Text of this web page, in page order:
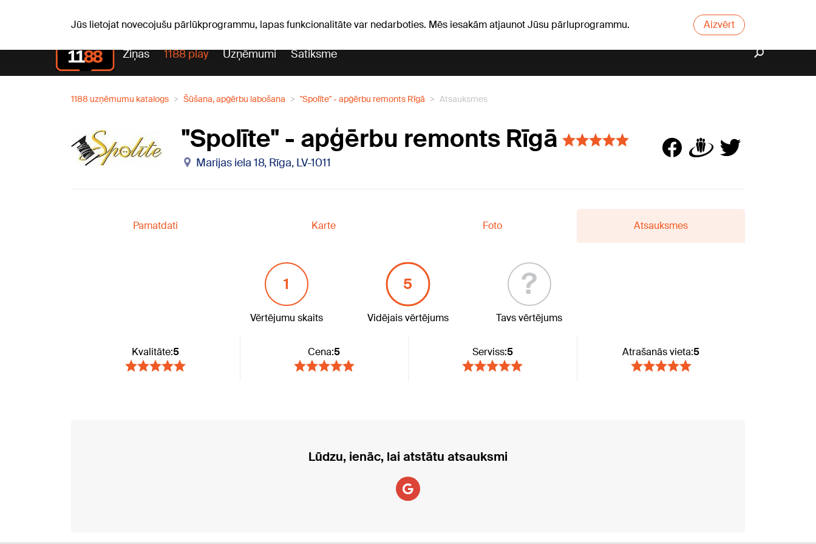
Jūs lietojat novecojušu pārlūkprogrammu, lapas funkcionalitāte var nedarboties. Mēs iesakām atjaunot Jūsu pārluprogrammu. Aizvērt
Ziņas 1188 play Uzņēmumi Satiksme
1188 uzņēmumu katalogs Šūšana, apģērbu labošana "Spolīte" - apģērbu remonts Rīgā Atsauksmes
"Spolīte" - apģērbu remonts Rīgā
Marijas iela 18, Rīga, LV-1011
Pamatdati Karte Foto Atsauksmes
1
Vērtējumu skaits
5
Vidējais vērtējums
?
Tavs vērtējums
Kvalitāte:5 Cena:5 Serviss:5 Atrašanās vieta:5
Lūdzu, ienāc, lai atstātu atsauksmi